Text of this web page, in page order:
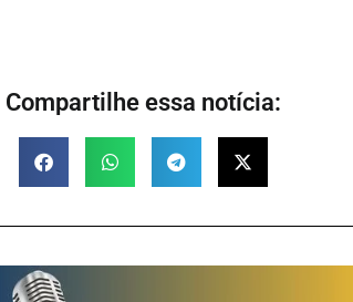
Compartilhe essa notícia: